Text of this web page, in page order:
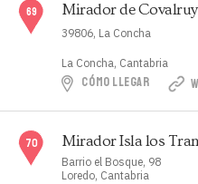
Mirador de
39806, La Concha
La Concha, Cantabria
CÓMO LLEGAR
Mirador Isla los
Barrio el Bosque, 98
Loredo, Cantabria